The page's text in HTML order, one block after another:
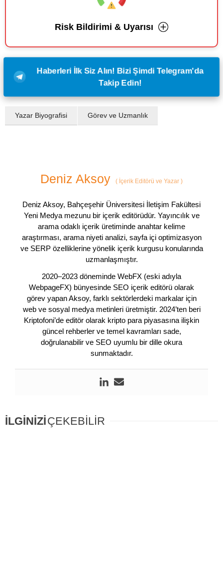
Risk Bildirimi & Uyarısı
Haberleri İlk Siz Alın! Bizi Şimdi Telegram'da
Takip Edin!
Yazar Biyografisi Görev ve Uzmanlık
Deniz Aksoy ( İçerik Editörü ve Yazar )
Deniz Aksoy, Bahçeşehir Üniversitesi İletişim Fakültesi
Yeni Medya mezunu bir içerik editörüdür. Yayıncılık ve
arama odaklı içerik üretiminde anahtar kelime
araştırması, arama niyeti analizi, sayfa içi optimizasyon
ve SERP özelliklerine yönelik içerik kurgusu konularında
uzmanlaşmıştır.
2020–2023 döneminde WebFX (eski adıyla
WebpageFX) bünyesinde SEO içerik editörü olarak
görev yapan Aksoy, farklı sektörlerdeki markalar için
web ve sosyal medya metinleri üretmiştir. 2024’ten beri
Kriptofoni’de editör olarak kripto para piyasasına ilişkin
güncel rehberler ve temel kavramları sade,
doğrulanabilir ve SEO uyumlu bir dille okura
sunmaktadır.
İLGİNİZİÇEKEBİLİR